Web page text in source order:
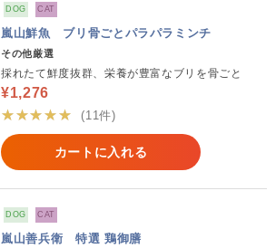
DOG CAT
嵐山鮮魚 ブリ骨ごとパラパラミンチ
その他厳選
採れたて鮮度抜群、栄養が豊富なブリを骨ごと
¥1,276
★★★★★
(11件)
カートに入れる
DOG CAT
嵐山善兵衛 特選 鶏御膳